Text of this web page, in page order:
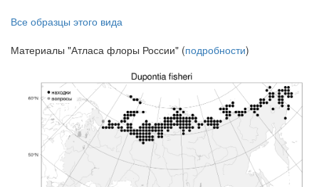
Все образцы этого вида
Материалы "Атласа флоры России" (подробности)